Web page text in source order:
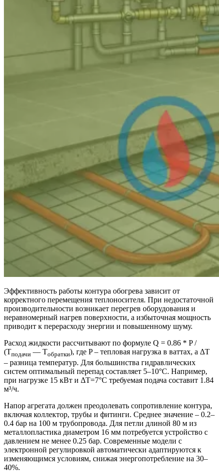
Эффективность работы контура обогрева зависит от
корректного перемещения теплоносителя. При недостаточной
производительности возникает перегрев оборудования и
неравномерный нагрев поверхности, а избыточная мощность
приводит к перерасходу энергии и повышенному шуму.
Расход жидкости рассчитывают по формуле Q = 0.86 * P /
(Tподачи — Tобратки), где P – тепловая нагрузка в ваттах, а ΔT
– разница температур. Для большинства гидравлических
систем оптимальный перепад составляет 5–10°С. Например,
при нагрузке 15 кВт и ΔT=7°С требуемая подача составит 1.84
м³/ч.
Напор агрегата должен преодолевать сопротивление контура,
включая коллектор, трубы и фитинги. Среднее значение – 0.2–
0.4 бар на 100 м трубопровода. Для петли длиной 80 м из
металлопластика диаметром 16 мм потребуется устройство с
давлением не менее 0.25 бар. Современные модели с
электронной регулировкой автоматически адаптируются к
изменяющимся условиям, снижая энергопотребление на 30–
40%.